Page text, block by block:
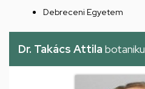
Debreceni Egyetem
Dr. Takács Attila